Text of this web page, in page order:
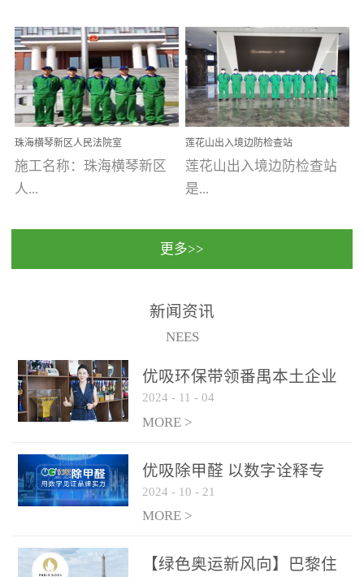
求。资质优势团队优势分
支优势优吸环保是一棵正
茁壮成长的树，只要我们
人人都爱护她、珍惜她、
她将越来越枝繁叶茂，终
将会成为一棵参天大树！
优吸环保截止2020年拥有
全国600家网点分支机构。
【东莞美豪雅致酒店】室
内空气治理项目东莞美豪
雅致酒店 东莞美豪雅
致酒店是为中高端人士...
学广州校区室内空气治
理 工程案例地址：广
州南沙区·香港科技大学(广
州)校区 工程案...
珠海横琴新区人民法院室
内除甲醛空气治理项目
施工名称：珠海横琴新区
人...
民法院室内除甲醛空气治
保施工日期：2020年1月珠
莲花山出入境边防检查站
室内除甲醛空气治理项目
莲花山出入境边防检查站
是...
国家通过设在对外开放口
（及各出入境边防检查
更多>>
新闻资讯
NEES
优吸环保带领番禺本​土企业
勇敢破局向“新”
2024 - 11 - 04
MORE >
优吸除甲醛 以数字诠释专
业，尽显除醛品牌实力！
2024 - 10 - 21
MORE >
【绿色奥运新风向】巴黎住